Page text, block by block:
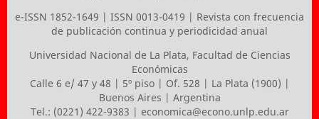
e-ISSN 1852-1649 | ISSN 0013-0419 | Revista con frecuencia
de publicación continua y periodicidad anual
Universidad Nacional de La Plata, Facultad de Ciencias
Económicas
Calle 6 e/ 47 y 48 | 5º piso | Of. 528 | La Plata (1900) |
Buenos Aires | Argentina
Tel.: (0221) 422-9383 | economica@econo.unlp.edu.ar